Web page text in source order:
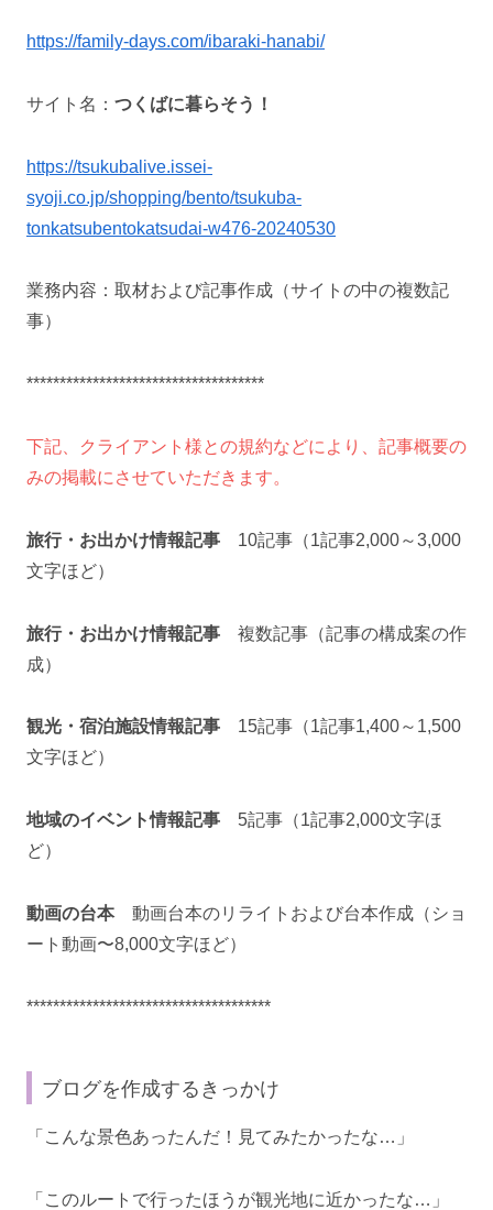
https://family-days.com/ibaraki-hanabi/
サイト名： つくばに暮らそう！
https://tsukubalive.issei-
syoji.co.jp/shopping/bento/tsukuba-
tonkatsubentokatsudai-w476-20240530
業務内容：取材および記事作成（サイトの中の複数記
事）
************************************
下記、クライアント様との規約などにより、記事概要の
みの掲載にさせていただきます。
旅行・お出かけ情報記事 10記事（1記事2,000～3,000
文字ほど）
旅行・お出かけ情報記事 複数記事（記事の構成案の作
成）
観光・宿泊施設情報記事 15記事（1記事1,400～1,500
文字ほど）
地域のイベント情報記事 5記事（1記事2,000文字ほ
ど）
動画の台本動画台本のリライトおよび台本作成（ショ
ート動画〜8,000文字ほど）
*************************************
ブログを作成するきっかけ
「こんな景色あったんだ！見てみたかったな…」
「このルートで行ったほうが観光地に近かったな…」